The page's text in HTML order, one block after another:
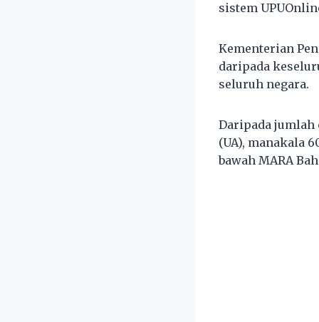
sistem
Kementerian
daripada
seluruh negara.
Daripada jumlah
(UA), manakala
bawah MARA